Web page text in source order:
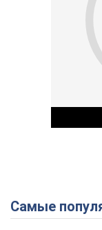
Самые